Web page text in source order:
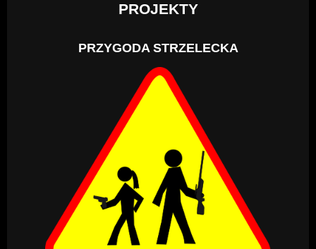
PROJEKTY
PRZYGODA STRZELECKA